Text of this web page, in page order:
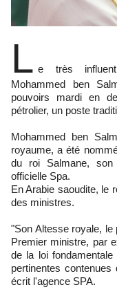
L e très
Mohammed ben
pouvoirs mardi en
pétrolier, un poste
Mohammed ben
royaume, a été
du roi Salmane,
officielle Spa.
En Arabie saoudite, le
des ministres.
"Son Altesse royale,
Premier ministre, par
de la loi
pertinentes
écrit l'agence SPA.